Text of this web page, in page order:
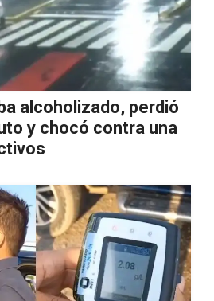
alcoholizado, perdió
y chocó contra una